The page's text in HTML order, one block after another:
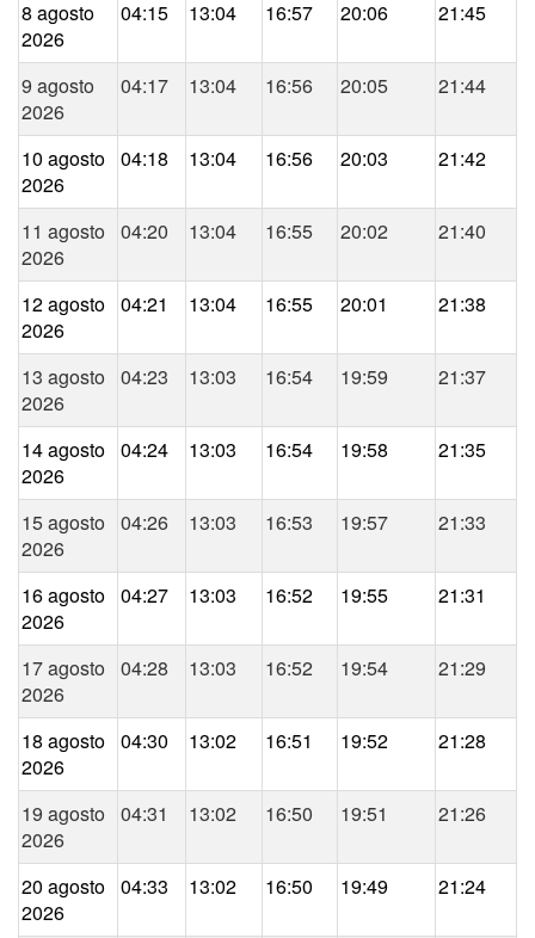
8 agosto
2026
04:15 13:04 16:57 20:06 21:45
9 agosto
2026
04:17 13:04 16:56 20:05 21:44
10 agosto
2026
04:18 13:04 16:56 20:03 21:42
11 agosto
2026
04:20 13:04 16:55 20:02 21:40
12 agosto
2026
04:21 13:04 16:55 20:01 21:38
13 agosto
2026
04:23 13:03 16:54 19:59 21:37
14 agosto
2026
04:24 13:03 16:54 19:58 21:35
15 agosto
2026
04:26 13:03 16:53 19:57 21:33
16 agosto
2026
04:27 13:03 16:52 19:55 21:31
17 agosto
2026
04:28 13:03 16:52 19:54 21:29
18 agosto
2026
04:30 13:02 16:51 19:52 21:28
19 agosto
2026
04:31 13:02 16:50 19:51 21:26
20 agosto
2026
04:33 13:02 16:50 19:49 21:24